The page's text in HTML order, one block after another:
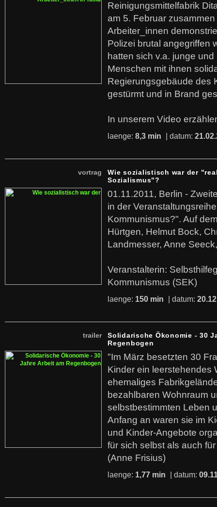
Reinigungsmittelfabrik
am 5. Februar
Arbeiter_innen
Polizei brutal angegriffen
hatten sich v.a. junge
Menschen mit ihnen
Regierungsgebäude des
gestürmt und in Brand
In unserem Video
laenge: 8,3 min | datum:
vortrag
Wie sozialistisch war der
Sozialismus"?
01.11.2011, Berlin -
in der
Kommunismus?". Auf
Hürtgen, Helmut Bock,
Landmesser, Anne
Veranstalterin:
Kommunismus (SEK)
laenge: 150 min | datum:
trailer
Solidarische Ökonomie - 30
Regenbogen
"Im März besetzten 30
Kinder ein leerstehendes
ehemaliges
bezahlbaren Wohnraum
selbstbestimmten Leben
Anfang an waren sie im
und Kinder-Angebote
für sich selbst als auch
(Anne Frisius)
laenge: 1,77 min | datum: